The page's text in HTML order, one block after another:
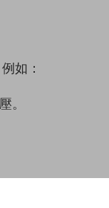
如：
。